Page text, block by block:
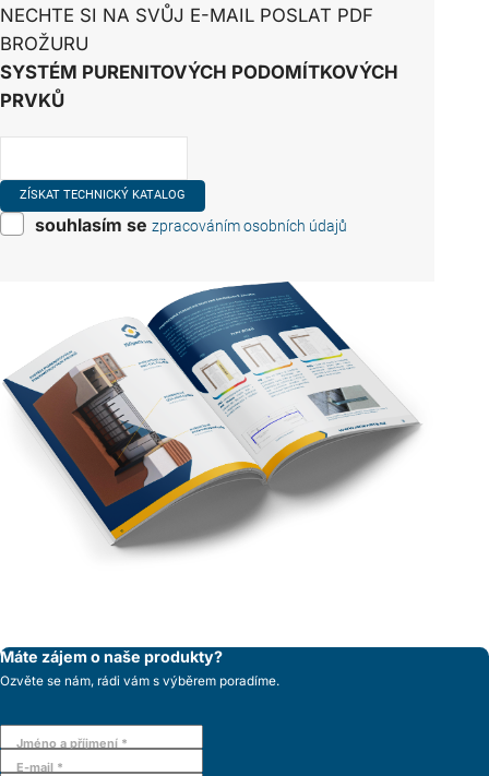
vzniklé tepelné mosty. Tento
úkol…
NECHTE SI NA SVŮJ E-MAIL POSLAT PDF
BROŽURU
SYSTÉM PURENITOVÝCH PODOMÍTKOVÝCH
PRVKŮ
souhlasím se zpracováním osobních údajů
Máte zájem o naše produkty?
Ozvěte se nám, rádi vám s výběrem poradíme.
Jméno a příjmení *
E-mail *